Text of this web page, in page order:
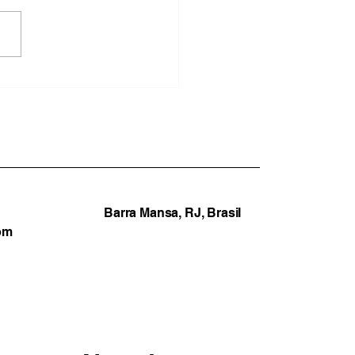
Barra Mansa, RJ, Brasil